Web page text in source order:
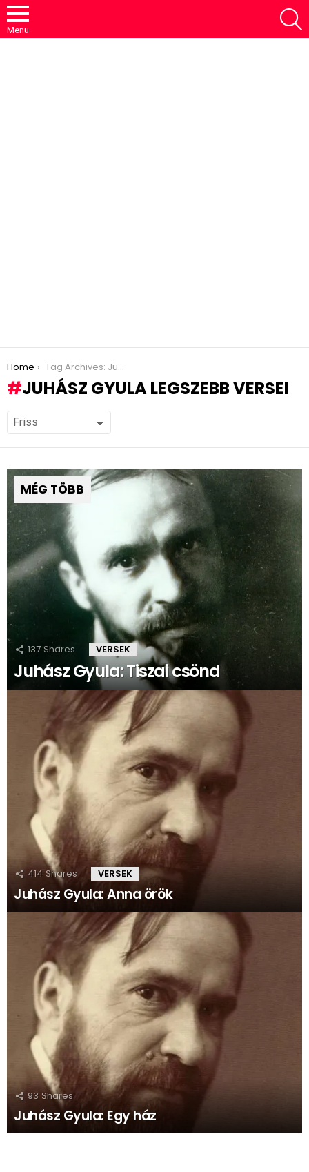
Menu
You are here:
Home Tag Archives: Juhász Gyula legszebb versei
JUHÁSZ GYULA LEGSZEBB VERSEI
MÉG TÖBB
137 Shares VERSEK
Juhász Gyula: Tiszai csönd
414 Shares VERSEK
Juhász Gyula: Anna örök
93 Shares
Juhász Gyula: Egy ház